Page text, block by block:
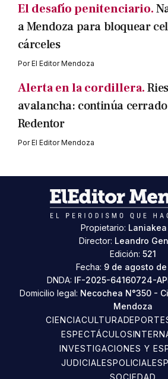
El desafío penitenciario.
a Mendoza para bloquear
cárceles
PorEl Editor Mendoza
Alerta en la cordillera.
avalancha: continúa
Redentor
PorEl Editor Mendoza
Propietario: Laniakea
Director: Leandro
Edición: 521
Fecha: 9 de agosto
DNDA: IF-2025-64160724-
Domicilio legal: Necochea N°350 -
Mendoza
CIENCIACULTURA
ESPECTÁCULOS
INVESTIGACIONES Y
JUDICIALESPOLICIALES